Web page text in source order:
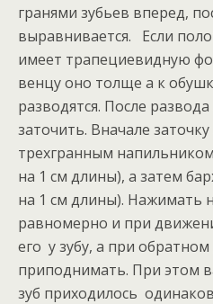
гранями зубьев вперед,
выравнивается. Если
имеет трапециевидную
венцу оно толще а к
разводятся. После
заточить. Вначале
трехгранным
на 1 см длины), а затем
на 1 см длины). Нажимать
равномерно и при
его у зубу, а при
приподнимать. При этом
зуб приходилось